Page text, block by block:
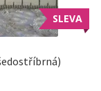
SLEVA